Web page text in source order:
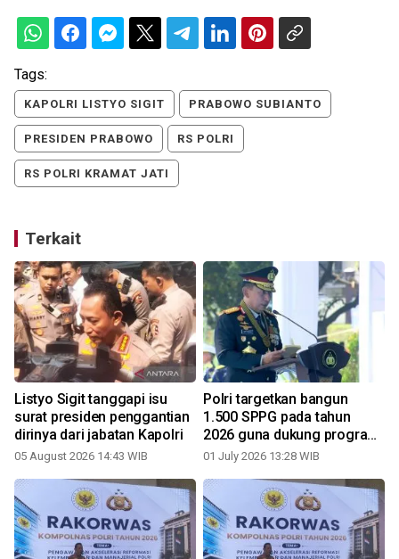
Tags:
KAPOLRI LISTYO SIGIT PRABOWO SUBIANTO
PRESIDEN PRABOWO RS POLRI
RS POLRI KRAMAT JATI
Terkait
Listyo Sigit tanggapi isu
surat presiden penggantian
dirinya dari jabatan Kapolri
05 August 2026 14:43 WIB
Polri targetkan bangun
1.500 SPPG pada tahun
2026 guna dukung program
MBG
01 July 2026 13:28 WIB